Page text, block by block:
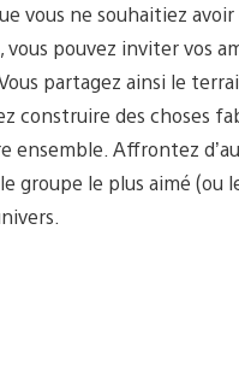
vous ne souhaitiez avoir
vous pouvez inviter vos
partagez ainsi le
construire des choses
ensemble. Affrontez
groupe le plus aimé (ou